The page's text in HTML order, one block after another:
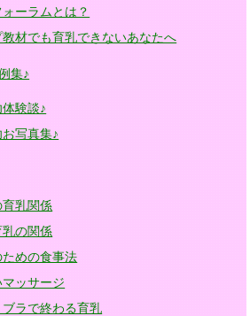
ーラムとは？
材でも育乳できないあなたへ
集♪
験談♪
写真集♪
乳関係
の関係
めの食事法
ッサージ
ラで終わる育乳